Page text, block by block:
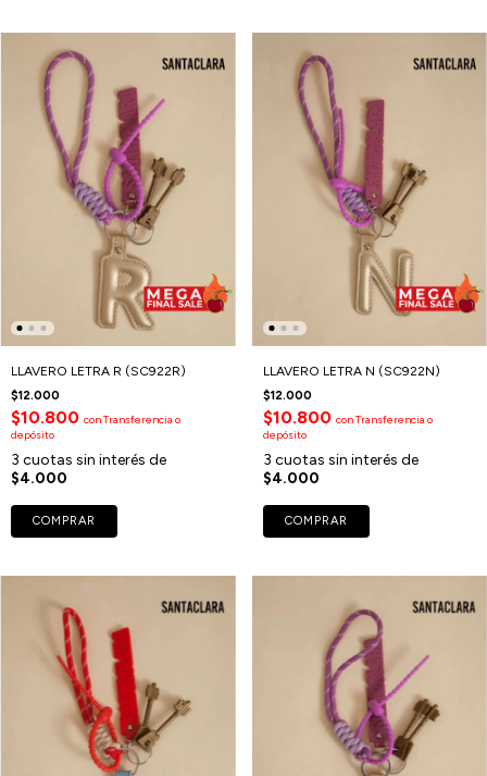
LLAVERO LETRA R (SC922R)
$12.000
$10.800 conTransferencia o
depósito
3 cuotas sin interés de
$4.000
COMPRAR
LLAVERO LETRA N (SC922N)
$12.000
$10.800 conTransferencia o
depósito
3 cuotas sin interés de
$4.000
COMPRAR